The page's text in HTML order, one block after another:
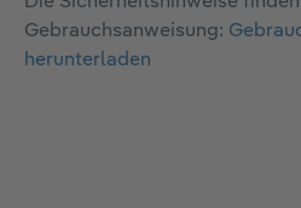
Gebrauchsanweisung:
herunterladen